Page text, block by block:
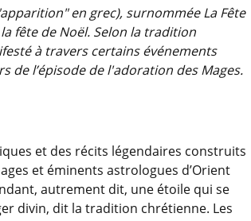
en grec), surnommée La Fête
fête de Noël. Selon la tradition
à travers certains événements
de l’épisode de l'adoration des Mages.
et des récits légendaires construits
et éminents astrologues d’Orient
autrement dit, une étoile qui se
divin, dit la tradition chrétienne. Les